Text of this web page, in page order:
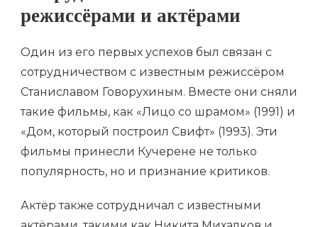
режиссёрами и актёрами
Один из его первых успехов был связан с
сотрудничеством с известным режиссёром
Станиславом Говорухиным. Вместе они сняли
такие фильмы, как «Лицо со шрамом» (1991) и
«Дом, который построил Свифт» (1993). Эти
фильмы принесли Кучерене не только
популярность, но и признание критиков.
Актёр также сотрудничал с известными